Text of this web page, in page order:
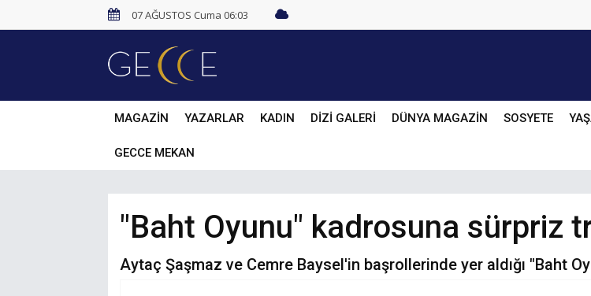
07 AĞUSTOS Cuma 06:03
MAGAZİN YAZARLAR KADIN DİZİ GALERİ DÜNYA MAGAZİN SOSYETE
GECCE MEKAN
"Baht Oyunu" kadrosuna sürpriz
Aytaç Şaşmaz ve Cemre Baysel'in başrollerinde yer aldığı "Baht